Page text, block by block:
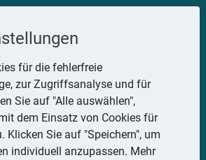
Steuerberater
Uwe Glauner
28, 75217 Birkenfeld
07082 7935533
0151 15330111
stbglauner@t-online.de
für die fehlerfreie
zur Zugriffsanalyse und für
Sie auf "Alle auswählen",
dem Einsatz von Cookies für
Klicken Sie auf "Speichern", um
individuell anzupassen. Mehr